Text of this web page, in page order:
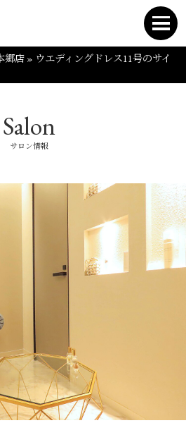
郷店» ウエディングドレス11号のサイ
Salon
サロン情報